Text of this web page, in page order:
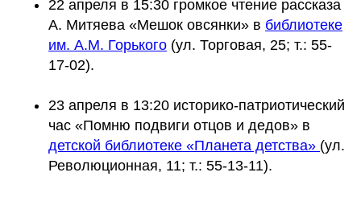
22 апреля в 15:30 громкое чтение рассказа
А. Митяева «Мешок овсянки» в библиотеке
им. А.М. Горького (ул. Торговая, 25; т.: 55-
17-02).
23 апреля в 13:20 историко-патриотический
час «Помню подвиги отцов и дедов» в
детской библиотеке «Планета детства» (ул.
Революционная, 11; т.: 55-13-11).